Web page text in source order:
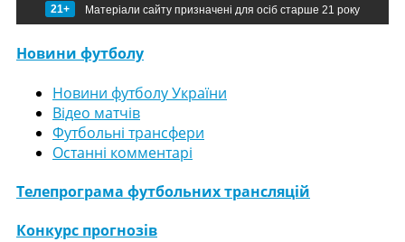
21+ Матеріали сайту призначені для осіб старше 21 року
Новини футболу
Новини футболу України
Відео матчів
Футбольні трансфери
Останні комментарі
Телепрограма футбольних трансляцій
Конкурс прогнозів